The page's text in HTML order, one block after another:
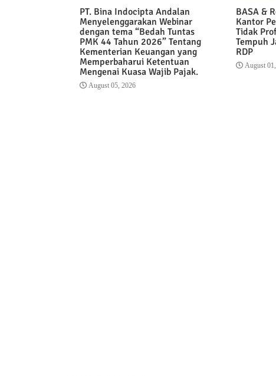
PT. Bina Indocipta Andalan
Menyelenggarakan Webinar
dengan tema “Bedah Tuntas
PMK 44 Tahun 2026” Tentang
Kementerian Keuangan yang
Memperbaharui Ketentuan
Mengenai Kuasa Wajib Pajak.
August 05, 2026
BASA &
Kantor
Tidak
Tempuh
RDP
August